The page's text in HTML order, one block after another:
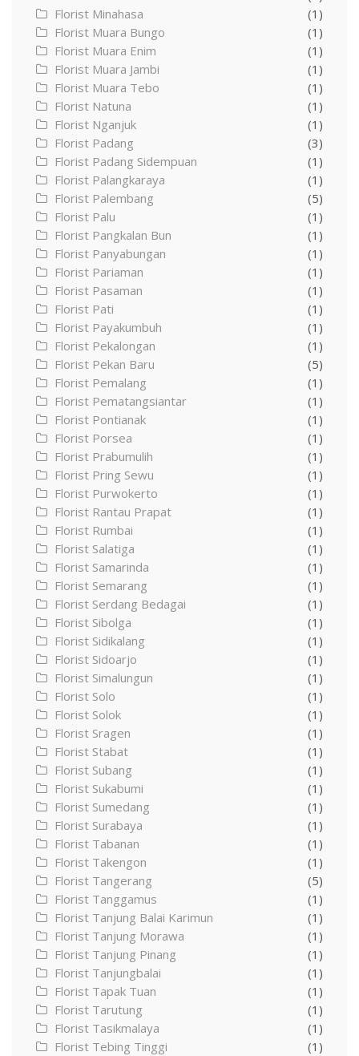
Florist Minahasa
(1)
Florist Muara Bungo
(1)
Florist Muara Enim
(1)
Florist Muara Jambi
(1)
Florist Muara Tebo
(1)
Florist Natuna
(1)
Florist Nganjuk
(1)
Florist Padang
(3)
Florist Padang Sidempuan
(1)
Florist Palangkaraya
(1)
Florist Palembang
(5)
Florist Palu
(1)
Florist Pangkalan Bun
(1)
Florist Panyabungan
(1)
Florist Pariaman
(1)
Florist Pasaman
(1)
Florist Pati
(1)
Florist Payakumbuh
(1)
Florist Pekalongan
(1)
Florist Pekan Baru
(5)
Florist Pemalang
(1)
Florist Pematangsiantar
(1)
Florist Pontianak
(1)
Florist Porsea
(1)
Florist Prabumulih
(1)
Florist Pring Sewu
(1)
Florist Purwokerto
(1)
Florist Rantau Prapat
(1)
Florist Rumbai
(1)
Florist Salatiga
(1)
Florist Samarinda
(1)
Florist Semarang
(1)
Florist Serdang Bedagai
(1)
Florist Sibolga
(1)
Florist Sidikalang
(1)
Florist Sidoarjo
(1)
Florist Simalungun
(1)
Florist Solo
(1)
Florist Solok
(1)
Florist Sragen
(1)
Florist Stabat
(1)
Florist Subang
(1)
Florist Sukabumi
(1)
Florist Sumedang
(1)
Florist Surabaya
(1)
Florist Tabanan
(1)
Florist Takengon
(1)
Florist Tangerang
(5)
Florist Tanggamus
(1)
Florist Tanjung Balai Karimun
(1)
Florist Tanjung Morawa
(1)
Florist Tanjung Pinang
(1)
Florist Tanjungbalai
(1)
Florist Tapak Tuan
(1)
Florist Tarutung
(1)
Florist Tasikmalaya
(1)
Florist Tebing Tinggi
(1)